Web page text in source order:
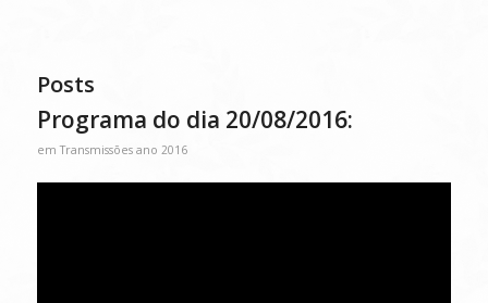
Posts
Programa do dia 20/08/2016:
emTransmissões ano 2016